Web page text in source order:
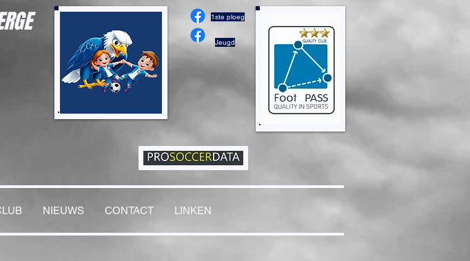
1ste ploeg
Jeugd
NIEUWS CONTACT LINKEN